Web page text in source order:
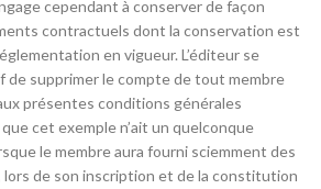
cependant à conserver de façon
contractuels dont la conservation est
en vigueur. L’éditeur se
de supprimer le compte de tout membre
présentes conditions générales
cet exemple n’ait un quelconque
le membre aura fourni sciemment des
de son inscription et de la constitution